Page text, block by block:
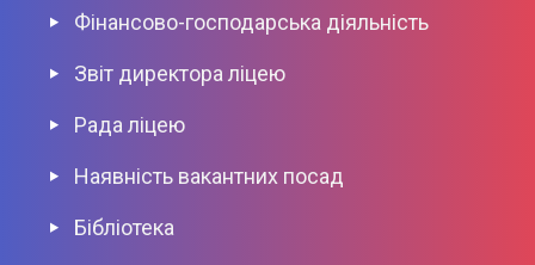
Фінансово-господарська діяльність
Звіт директора ліцею
Рада ліцею
Наявніcть вакантних посад
Бібліотека